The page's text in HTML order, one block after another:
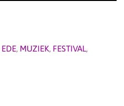
EDE, MUZIEK, FESTIVAL,